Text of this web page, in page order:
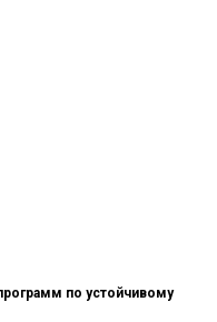
по устойчивому